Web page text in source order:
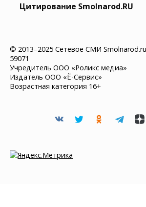
Цитирование Smolnarod.RU
© 2013–2025 Сетевое СМИ
59071
Учредитель ООО «Роликс медиа»
Издатель ООО «Ё-Сервис»
Возрастная категория 16+